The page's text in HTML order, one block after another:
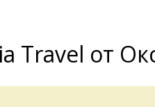
Travel от